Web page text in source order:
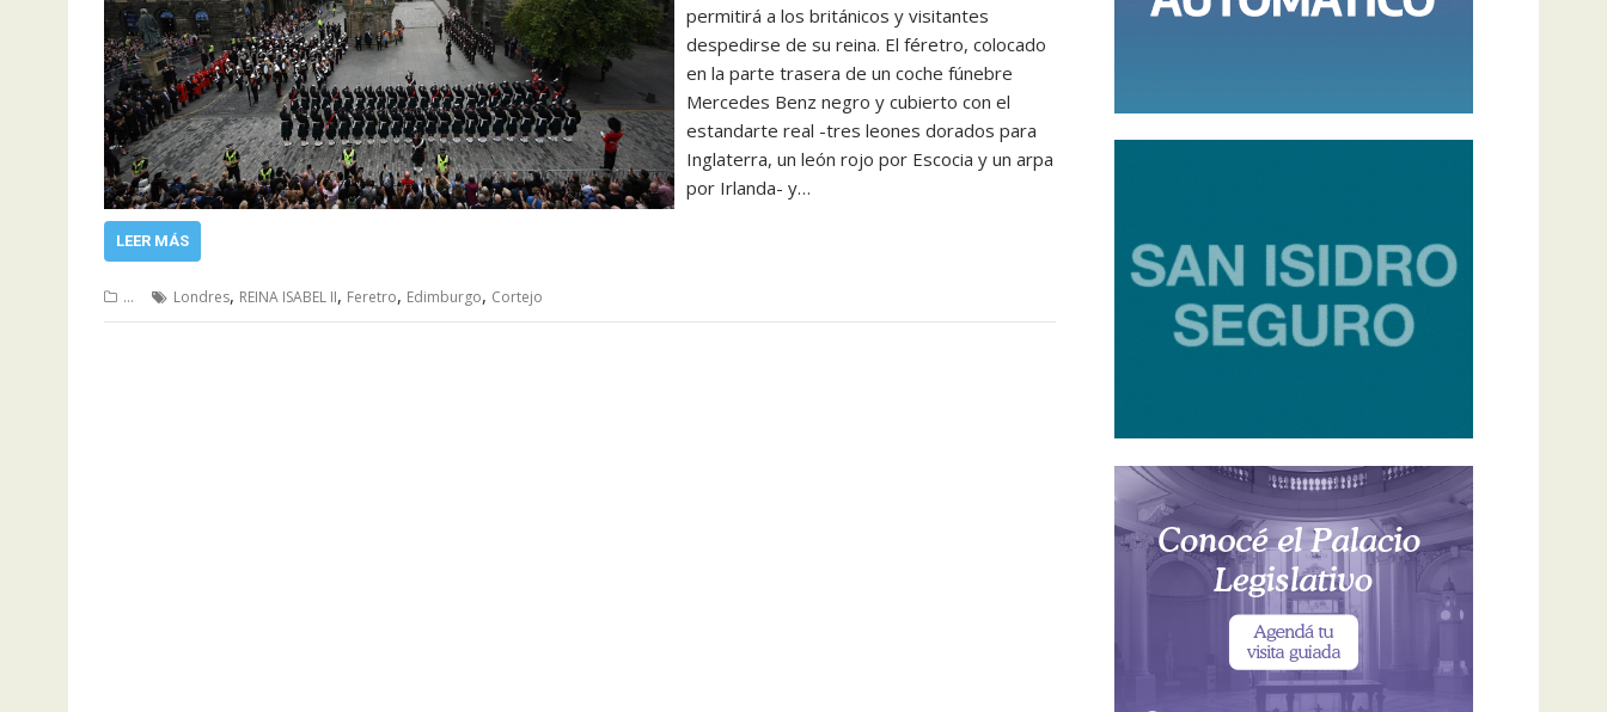
permitirá a los británicos y visitantes
despedirse de su reina. El féretro, colocado
en la parte trasera de un coche fúnebre
Mercedes Benz negro y cubierto con el
estandarte real -tres leones dorados para
Inglaterra, un león rojo por Escocia y un arpa
por Irlanda- y…
LEER MÁS
... Londres, REINA ISABEL II, Feretro, Edimburgo, Cortejo